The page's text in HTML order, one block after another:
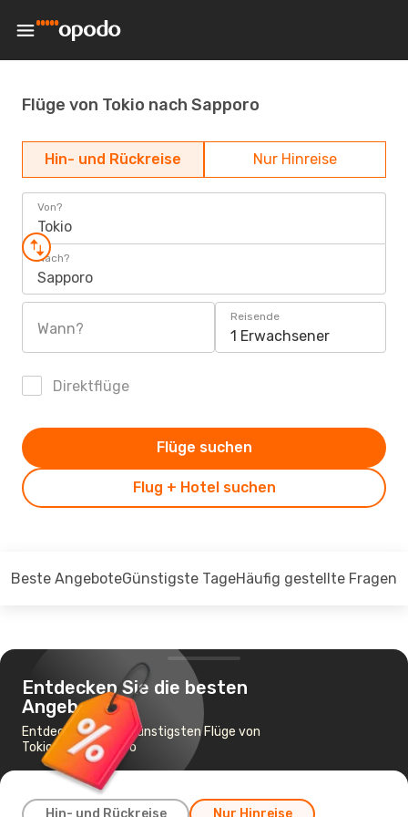
Flüge von Tokio nach Sapporo
Hin- und Rückreise Nur Hinreise
Von?
Tokio
Nach?
Sapporo
Wann?
Reisende
1 Erwachsener
Direktflüge
Flug + Hotel suchen
Flüge suchen
Beste AngeboteGünstigste TageHäufig gestellte Fragen
Entdecken Sie die besten
Angebote
Entdecken Sie die günstigsten Flüge von
Tokio nach Sapporo
Hin- und Rückreise Nur Hinreise